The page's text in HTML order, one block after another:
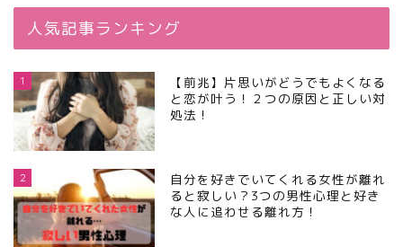
人気記事ランキング
1
【前兆】片思いがどうでもよくなる
と恋が叶う！２つの原因と正しい対
処法！
2
自分を好きでいてくれる女性が離れ
ると寂しい？3つの男性心理と好き
な人に追わせる離れ方！